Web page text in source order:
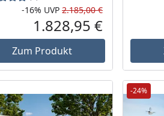
Preis Rabatt in
-16% UVP 2.185,00 €
Aktueller Preis
1.828,95 €
Zum Produkt
-24%